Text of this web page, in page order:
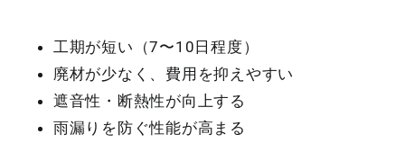
工期が短い（7〜10日程度）
廃材が少なく、費用を抑えやすい
遮音性・断熱性が向上する
雨漏りを防ぐ性能が高まる